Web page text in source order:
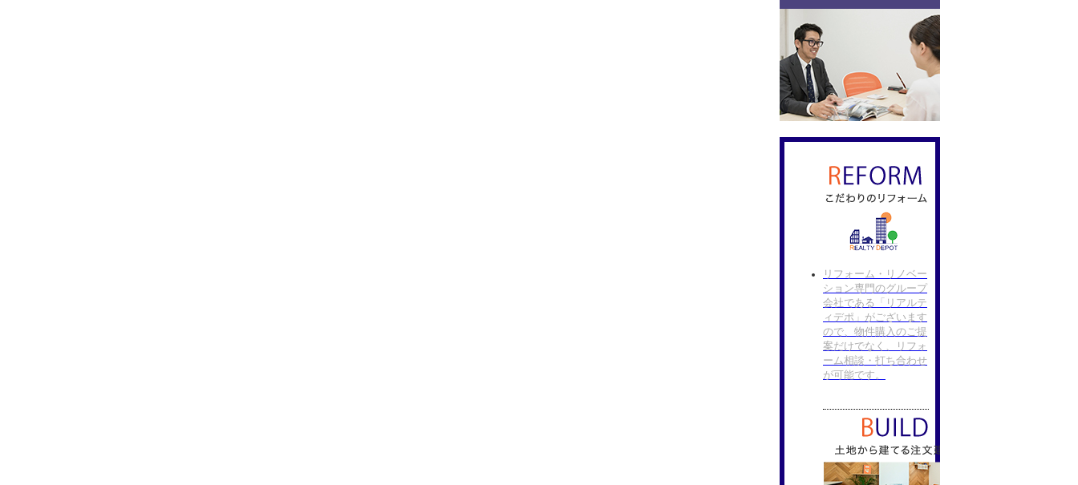
リフォーム・リノベー
ション専門のグループ
会社である「リアルテ
ィデポ」がございます
ので、物件購入のご提
案だけでなく、リフォ
ーム相談・打ち合わせ
が可能です。